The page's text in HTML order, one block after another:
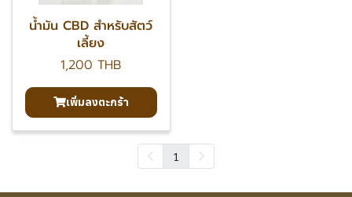
น้ำมัน CBD สำหรับสัตว์
เลี้ยง
1,200 THB
เพิ่มลงตะกร้า
1